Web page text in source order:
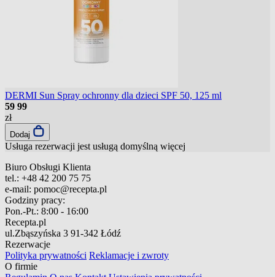
DERMI Sun Spray ochronny dla dzieci SPF 50, 125 ml
59 99
zł
Dodaj
Usługa rezerwacji jest usługą domyślną więcej
Biuro Obsługi Klienta
tel.: +48 42 200 75 75
e-mail: pomoc@recepta.pl
Godziny pracy:
Pon.-Pt.: 8:00 - 16:00
Recepta.pl
ul.Zbąszyńska 3 91-342 Łódź
Rezerwacje
Polityka prywatności Reklamacje i zwroty
O firmie